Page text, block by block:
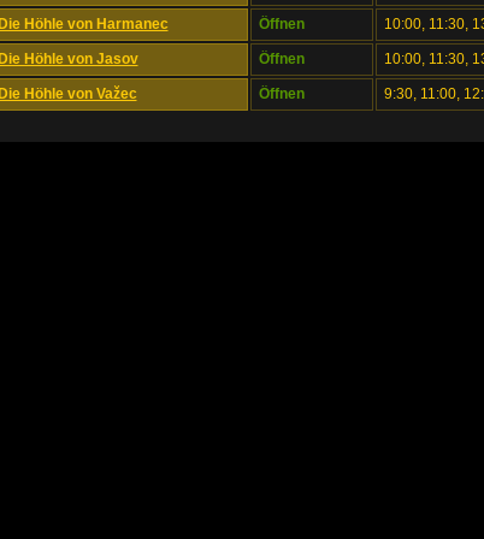
Die Höhle von Harmanec Öffnen 10:00, 11:30,
Die Höhle von Jasov Öffnen 10:00, 11:30,
Die Höhle von Važec Öffnen 9:30, 11:00,